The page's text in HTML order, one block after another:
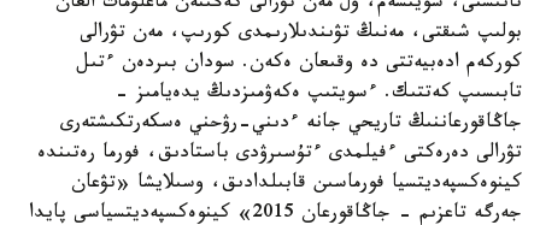
بولىپ شىقتى، مەنىڭ تۋىندىلارىمدى كورىپ، مەن تۋرالى
كوركەم ادەبيەتتى دە وقىعان ەكەن. سودان بىردەن ءتىل
تابىسىپ كەتتىك. ءسويتىپ ەكەۋمىزدىڭ يدەيامىز -
جاڭاقورعاننىڭ تاريحي جانە ءدىني-رۋحني ەسكەرتكىشتەرى
تۋرالى دەرەكتى ءفيلمدى ءتۇسىرۋدى باستادىق، فورما رەتىندە
كينوەكسپەديتسيا فورماسىن قابىلدادىق، وسىلايشا «تۋعان
جەرگە تاعزىم - جاڭاقورعان 2015» كينوەكسپەديتسياسى پايدا